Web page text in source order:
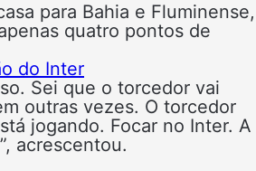
para Bahia e Fluminense,
quatro pontos de
do Inter
Sei que o torcedor vai
outras vezes. O torcedor
jogando. Focar no Inter. A
acrescentou.